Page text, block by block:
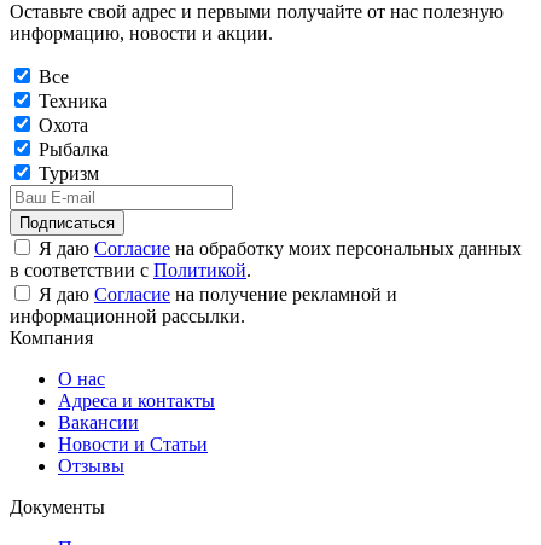
Оставьте свой адрес и первыми получайте от нас полезную
информацию, новости и акции.
Все
Техника
Охота
Рыбалка
Туризм
Подписаться
Я даю Согласие на обработку моих персональных данных
в соответствии с Политикой.
Я даю Согласие на получение рекламной и
информационной рассылки.
Компания
О нас
Адреса и контакты
Вакансии
Новости и Статьи
Отзывы
Документы